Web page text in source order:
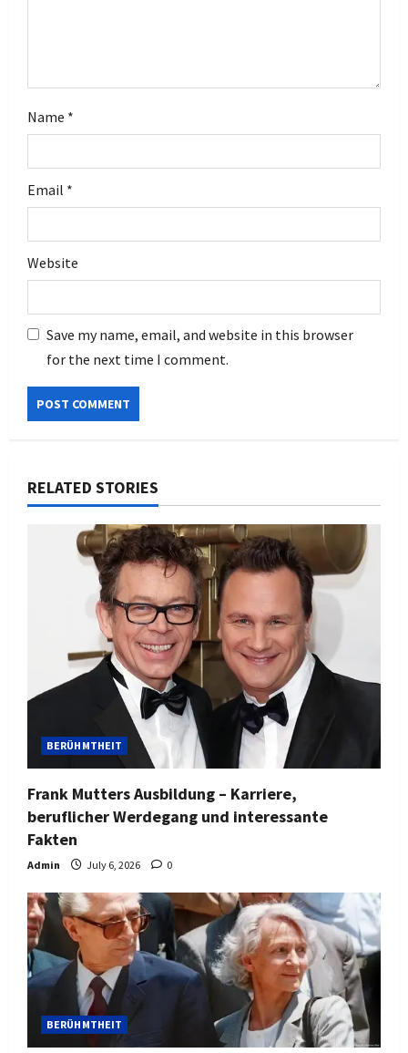
Name *
Email *
Website
Save my name, email, and website in this browser
for the next time I comment.
RELATED STORIES
BERÜHMTHEIT
Frank Mutters Ausbildung – Karriere,
beruflicher Werdegang und interessante
Fakten
Admin July 6, 2026 0
BERÜHMTHEIT